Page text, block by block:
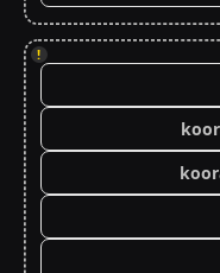
!